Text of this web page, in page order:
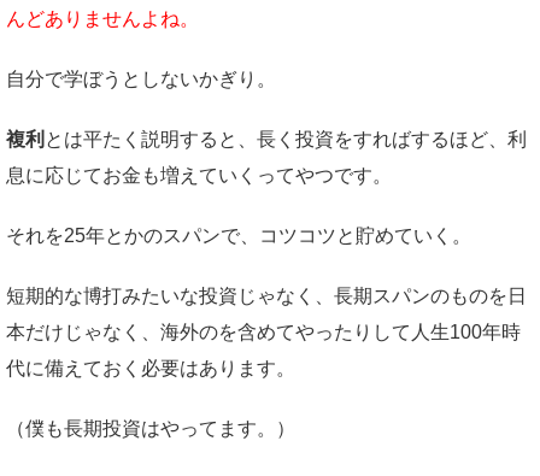
んどありませんよね。
自分で学ぼうとしないかぎり。
複利 とは平たく説明すると、長く投資をすればするほど、利
息に応じてお金も増えていくってやつです。
それを25年とかのスパンで、コツコツと貯めていく。
短期的な博打みたいな投資じゃなく、長期スパンのものを日
本だけじゃなく、海外のを含めてやったりして人生100年時
代に備えておく必要はあります。
（僕も長期投資はやってます。）